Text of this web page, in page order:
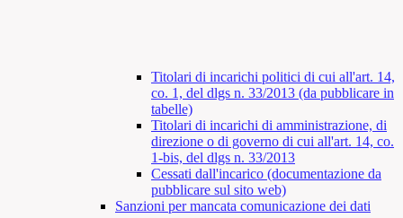
Titolari di incarichi politici di cui all'art. 14,
co. 1, del dlgs n. 33/2013 (da pubblicare in
tabelle)
Titolari di incarichi di amministrazione, di
direzione o di governo di cui all'art. 14, co.
1-bis, del dlgs n. 33/2013
Cessati dall'incarico (documentazione da
pubblicare sul sito web)
Sanzioni per mancata comunicazione dei dati